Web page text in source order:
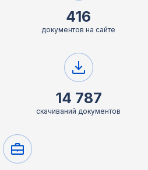
416
документов на сайте
14 787
скачиваний документов